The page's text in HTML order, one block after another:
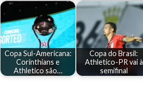
Copa Sul-Americana:
Corinthians e
Athletico são…
Copa do Brasil:
Athletico-PR vai à
semifinal